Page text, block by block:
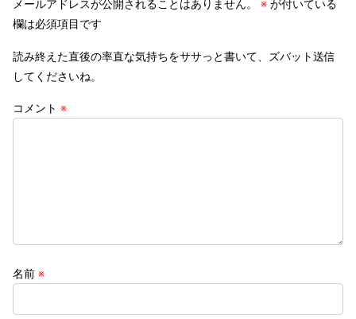
メールアドレスが公開されることはありません。 ※ が付いている
欄は必須項目です
読み終えた直後の率直な気持ちをササっと書いて、ズバット送信
してくださいね。
コメント ※
名前 ※